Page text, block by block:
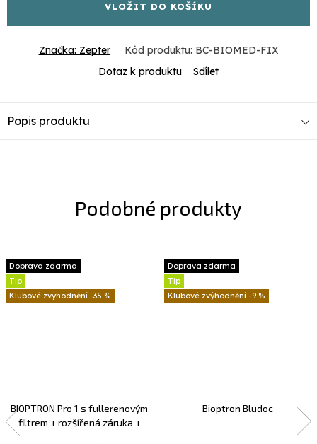
VLOŽIT DO KOŠÍKU
Značka: Zepter Kód produktu: BC-BIOMED-FIX
Dotaz k produktu
Sdílet
Popis produktu
Doprava zdarma
Tip
-35 %
BIOPTRON Pro 1 s fullerenovým
filtrem + rozšířená záruka +
Doprava zdarma
Tip
-9 %
Bioptron Bludoc